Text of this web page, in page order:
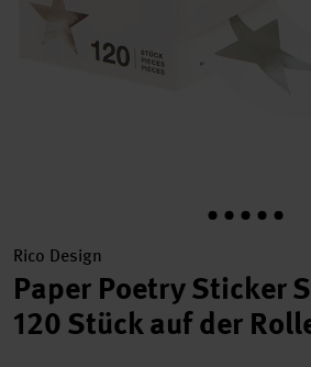
Rico Design
Paper Poetry Sticker
120 Stück auf der